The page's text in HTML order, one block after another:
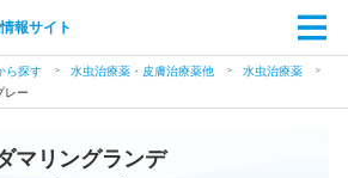
報サイト
ら探す 水虫治療薬・皮膚治療薬他
水虫治療薬
レー
マリングランデ